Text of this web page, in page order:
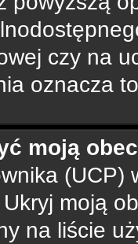
czy na
oznacza
moją
(UCP)
moją
na liście